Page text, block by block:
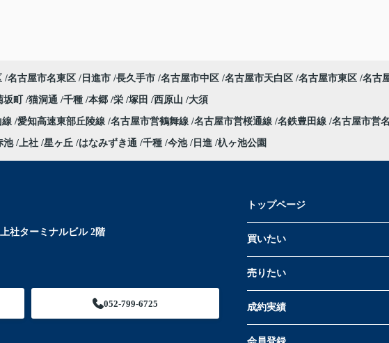
名古屋市名東区 日進市 長久手市 名古屋市中区 名古屋市天白区 名古屋市東区 名古
坂町 猫洞通 千種 本郷 栄 塚田 西原山 大須
線 愛知高速東部丘陵線 名古屋市営鶴舞線 名古屋市営桜通線 名鉄豊田線 名古屋市営
池 上社 星ヶ丘 はなみずき通 千種 今池 日進 杁ヶ池公園
社ターミナルビル 2階
052-799-6725
トップページ
買いたい
売りたい
成約実績